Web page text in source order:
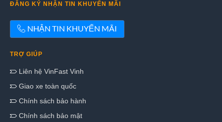
ĐĂNG KÝ NHẬN TIN KHUYẾN MÃI
NHẬN TIN KHUYẾN MÃI
TRỢ GIÚP
Liên hệ VinFast Vinh
Giao xe toàn quốc
Chính sách bảo hành
Chính sách bảo mật